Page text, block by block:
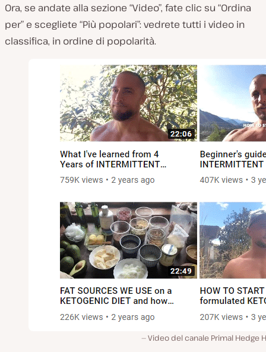
Ora, se andate alla sezione “Video”, fate clic su “Ordina
per” e scegliete “Più popolari”: vedrete tutti i video in
classifica, in ordine di popolarità.
Video del canale Primal Hedge